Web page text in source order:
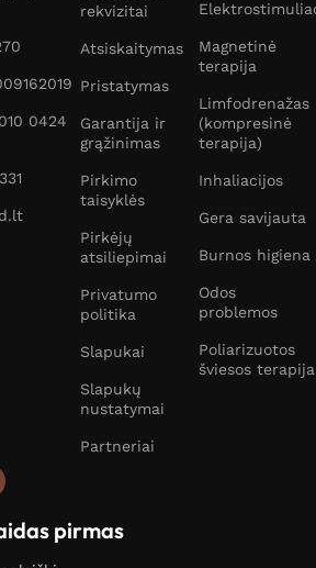
0424
rekvizitai
Atsiskaitymas
Pristatymas
Garantija ir
grąžinimas
Pirkimo
taisyklės
Pirkėjų
atsiliepimai
Privatumo
politika
Slapukai
Slapukų
nustatymai
Partneriai
Magnetinė
terapija
Limfodrenažas
(kompresinė
terapija)
Inhaliacijos
Gera savijauta
Burnos higiena
Odos
problemos
Poliarizuotos
šviesos terapija
pirmas